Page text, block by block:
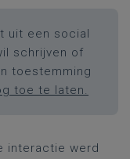
uit een social
schrijven of
toestemming
toe te laten.
interactie werd